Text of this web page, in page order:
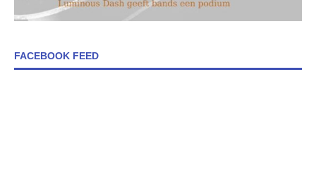
FACEBOOK FEED